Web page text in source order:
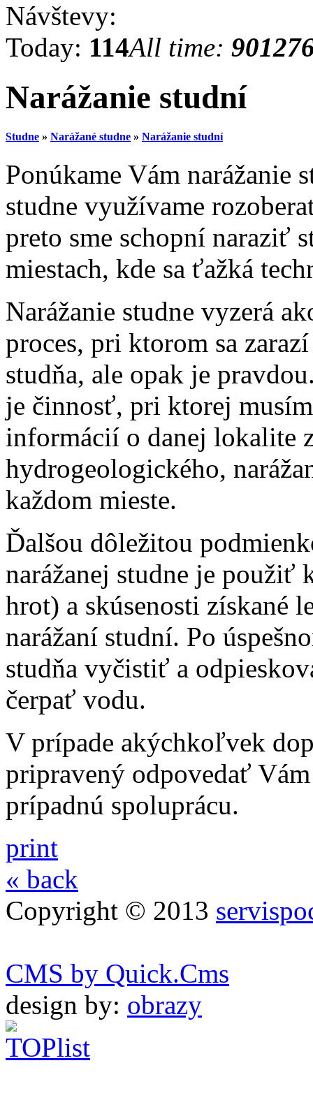
Návštevy:
Today: 114All time:
Narážanie studní
Studne » Narážané studne » Narážanie studní
Ponúkame Vám narážanie
studne využívame
preto sme schopní naraziť
miestach, kde sa ťažká
Narážanie studne vyzerá
proces, pri ktorom sa
studňa, ale opak je
je činnosť, pri ktorej
informácií o danej lokalite
hydrogeologického,
každom mieste.
Ďalšou dôležitou
narážanej studne je použiť
hrot) a skúsenosti získané
narážaní studní. Po
studňa vyčistiť a
čerpať vodu.
V prípade akýchkoľvek
pripravený odpovedať Vám
prípadnú spoluprácu.
print
« back
Copyright © 2013
CMS by Quick.Cms
design by: obrazy